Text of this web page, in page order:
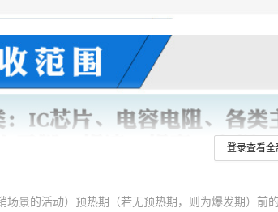
登录查看全
场景的活动）预热期（若无预热期，则为爆发期）